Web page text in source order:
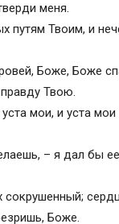
меня.
путям Твоим, и
Боже, Боже
Твою.
мои, и уста мои
– я дал бы
сокрушенный;
Боже.